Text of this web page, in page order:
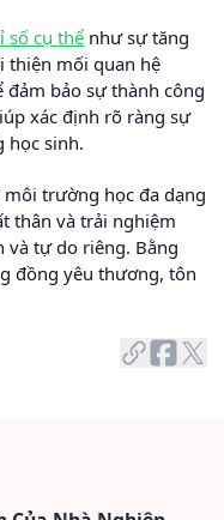
số cụ thể như sự tăng
thiện mối quan hệ
bảo sự thành công
xác định rõ ràng sự
học sinh.
trường học đa dạng
thân và trải nghiệm
và tự do riêng. Bằng
đồng yêu thương, tôn